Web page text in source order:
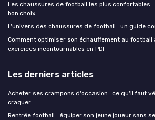
Les chaussures de football les plus confortables
bon choix
L'univers des chaussures de football : un guide
Comment optimiser son échauffement au football
exercices incontournables en PDF
Les derniers articles
Acheter ses crampons d'occasion : ce qu'il faut
craquer
Rentrée football : équiper son jeune joueur sans